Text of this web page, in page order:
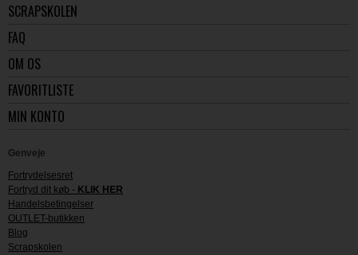
SCRAPSKOLEN
FAQ
OM OS
FAVORITLISTE
MIN KONTO
Genveje
Fortrydelsesret
Fortryd dit køb - KLIK HER
Handelsbetingelser
OUTLET-butikken
Blog
Scrapskolen